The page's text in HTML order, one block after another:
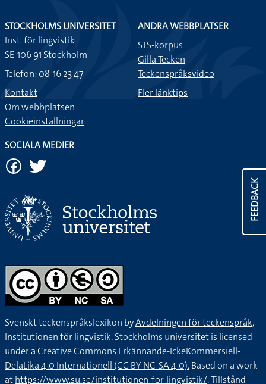
FEEDBACK
STOCKHOLMS UNIVERSITET
Inst. för lingvistik
SE-106 91 Stockholm
Telefon: 08-16 23 47
Kontakt
Om webbplatsen
Cookieinställningar
ANDRA WEBBPLATSER
STS-korpus
Gilla Tecken
Teckenspråksvideo
Fler länktips
SOCIALA MEDIER
Svenskt teckenspråkslexikon byAvdelningen för teckenspråk,
Institutionen för lingvistik, Stockholms universitetis licensed
under aCreative Commons Erkännande-IckeKommersiell-
DelaLika 4.0 Internationell (CC BY-NC-SA 4.0).Based on a work
athttps://www.su.se/institutionen-for-lingvistik/. Tillstånd